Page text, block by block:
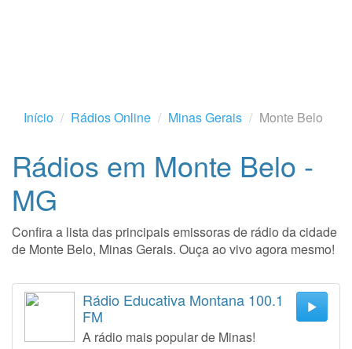
Início Rádios Online Minas Gerais Monte Belo
Rádios em Monte Belo -
MG
Confira a lista das principais emissoras de rádio da cidade
de Monte Belo, Minas Gerais. Ouça ao vivo agora mesmo!
Rádio Educativa Montana 100.1
FM
A rádio mais popular de Minas!